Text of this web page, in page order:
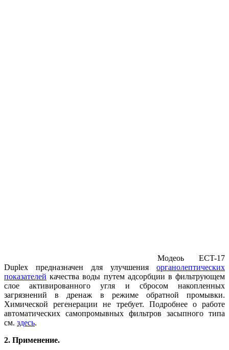
Модеоь ECT-17
Duplex предназначен для улучшения органолептических
показателей качества воды путем адсорбции в фильтрующем
слое активированного угля и сбросом накопленных
загрязнений в дренаж в режиме обратной промывки.
Химической регенерации не требует. Подробнее о работе
автоматических самопромывных фильтров засыпного типа
см. здесь.
2. Применение.